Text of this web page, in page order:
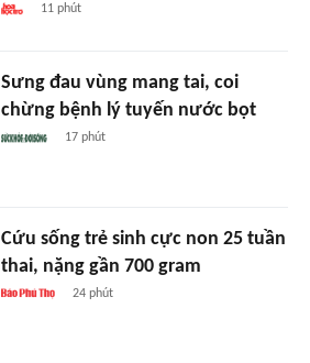
11 phút
Sưng đau vùng mang tai, coi
chừng bệnh lý tuyến nước bọt
17 phút
Cứu sống trẻ sinh cực non 25 tuần
thai, nặng gần 700 gram
24 phút